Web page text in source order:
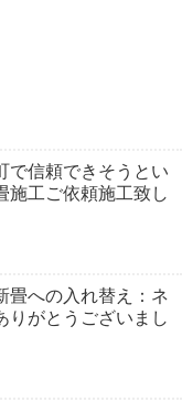
で信頼できそうとい
施工ご依頼施工致し
畳への入れ替え：ネ
りがとうございまし